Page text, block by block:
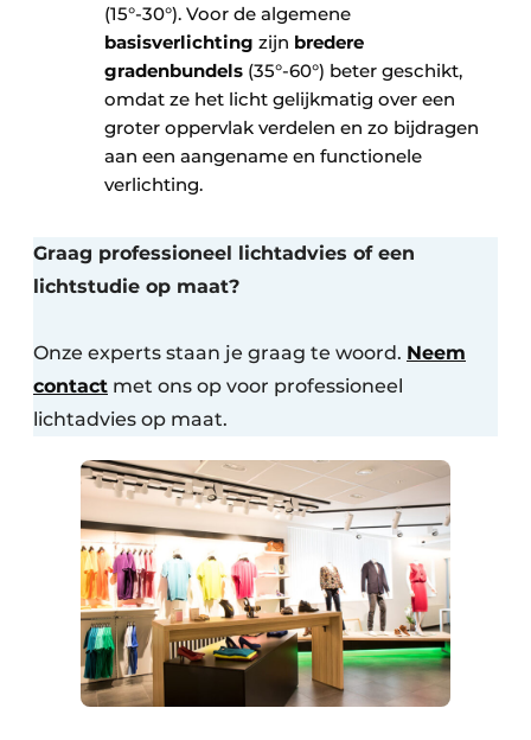
(15°-30°). Voor de algemene
basisverlichting zijn bredere
gradenbundels (35°-60°) beter geschikt,
omdat ze het licht gelijkmatig over een
groter oppervlak verdelen en zo bijdragen
aan een aangename en functionele
verlichting.
Graag professioneel lichtadvies of een
lichtstudie op maat?
Onze experts staan je graag te woord. Neem
contact met ons op voor professioneel
lichtadvies op maat.